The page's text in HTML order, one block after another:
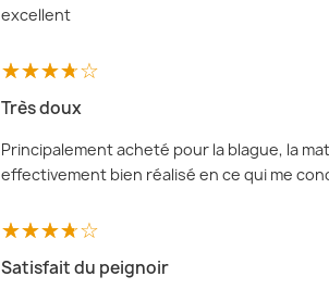
excellent
Très doux
Principalement acheté pour la blague, la
effectivement bien réalisé en ce qui me
Satisfait du peignoir